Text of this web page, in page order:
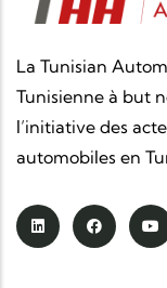
La Tunisian
Tunisienne à but
l’initiative des
automobiles en